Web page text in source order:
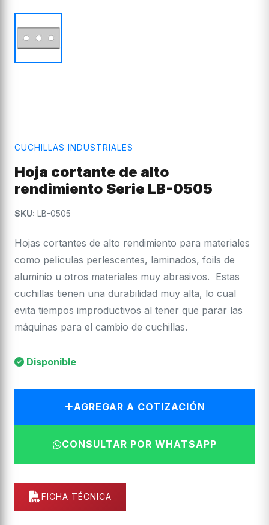
CUCHILLAS INDUSTRIALES
Hoja cortante de alto
rendimiento Serie LB-0505
SKU: LB-0505
Hojas cortantes de alto rendimiento para materiales
como películas perlescentes, laminados, foils de
aluminio u otros materiales muy abrasivos. Estas
cuchillas tienen una durabilidad muy alta, lo cual
evita tiempos improductivos al tener que parar las
máquinas para el cambio de cuchillas.
Disponible
AGREGAR A COTIZACIÓN
CONSULTAR POR WHATSAPP
FICHA TÉCNICA